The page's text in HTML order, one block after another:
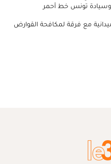
تونس خط أحمر
مع فرقة لمكافحة القوارض